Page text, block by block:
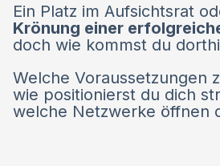
Ein Platz im Aufsichtsrat
Krönung einer
doch wie kommst du
Welche Voraussetzungen
wie positionierst du dich
welche Netzwerke öffnen